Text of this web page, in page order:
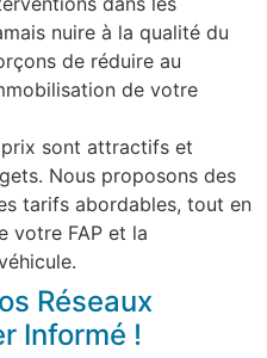
nuire à la qualité du
de réduire au
de votre
sont attractifs et
Nous proposons des
tarifs abordables, tout en
votre FAP et la
Réseaux
Informé !